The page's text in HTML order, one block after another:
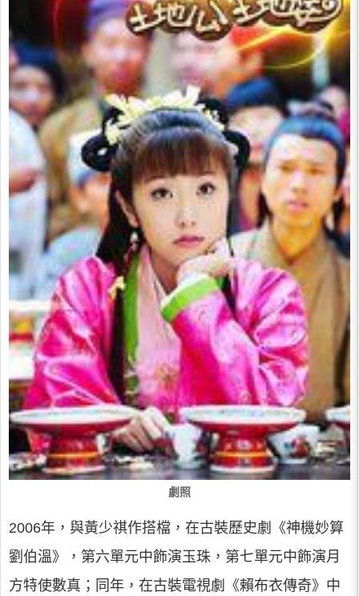
劇照
2006年，與黃少祺作搭檔，在古裝歷史劇《神機妙算
劉伯溫》，第六單元中飾演玉珠，第七單元中飾演月
方特使數真；同年，在古裝電視劇《賴布衣傳奇》中